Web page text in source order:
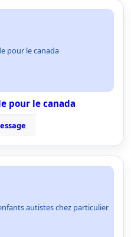
pour le canada
pour le canada
autistes chez particulier